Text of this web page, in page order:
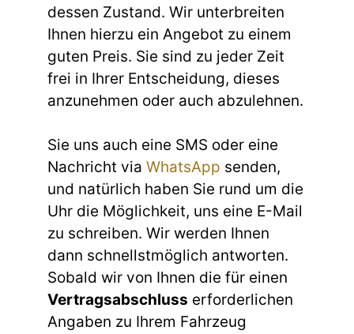
dessen Zustand. Wir unterbreiten
Ihnen hierzu ein Angebot zu einem
guten Preis. Sie sind zu jeder Zeit
frei in Ihrer Entscheidung, dieses
anzunehmen oder auch abzulehnen.
Sie uns auch eine SMS oder eine
Nachricht via WhatsApp senden,
und natürlich haben Sie rund um die
Uhr die Möglichkeit, uns eine E-Mail
zu schreiben. Wir werden Ihnen
dann schnellstmöglich antworten.
Sobald wir von Ihnen die für einen
Vertragsabschluss erforderlichen
Angaben zu Ihrem Fahrzeug